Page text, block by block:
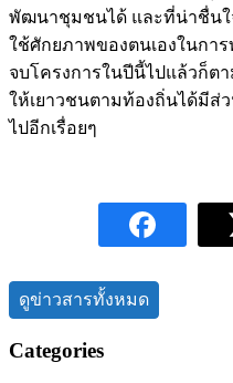
พัฒนาชุมชนได้ และที่น่าชื่นใ
ใช้ศักยภาพของตนเองในกา
จบโครงการในปีนี้ไปแล้วก็ต
ให้เยาวชนตามท้องถิ่นได้มี
ไปอีกเรื่อยๆ
ดูข่าวสารทั้งหมด
Categories